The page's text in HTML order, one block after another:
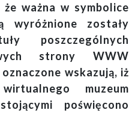
ważna w symbolice
wyróżnione zostały
poszczególnych
strony WWW
wskazują, iż
muzeum
poświęcono